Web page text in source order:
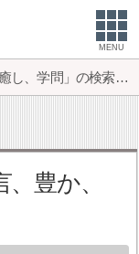
MENU
「名言、豊か、元気、癒し、学問」の検索結果
、豊か、